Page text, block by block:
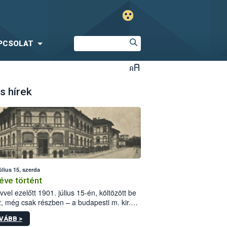
hírek
15, szerda
történt
ezelőtt 1901. július 15-én, költözött be
még csak részben – a budapesti m. kir.
állomás a Kis Rókus utca
alatti, Czigler Győző által tervezett új
>